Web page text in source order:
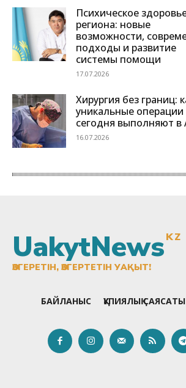
UakytNewsKZ
ӨЗГЕРЕТІН, ӨЗГЕРТЕТІН УАҚЫТ!
БАЙЛАНЫС ҚҰПИЯЛЫҚ САЯСАТЫ